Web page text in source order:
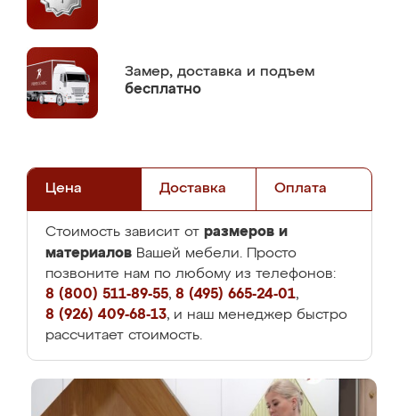
Замер, доставка и подъем
бесплатно
Цена Доставка Оплата
Стоимость зависит от размеров и
материалов Вашей мебели. Просто
позвоните нам по любому из телефонов:
8 (800) 511-89-55, 8 (495) 665-24-01,
8 (926) 409-68-13, и наш менеджер быстро
рассчитает стоимость.